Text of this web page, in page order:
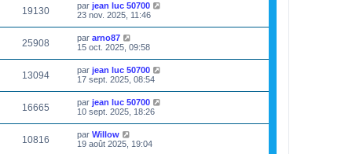
19130 par jean luc 50700
23 nov. 2025, 11:46
25908 par arno87
15 oct. 2025, 09:58
13094 par jean luc 50700
17 sept. 2025, 08:54
16665 par jean luc 50700
10 sept. 2025, 18:26
10816 par Willow
19 août 2025, 19:04